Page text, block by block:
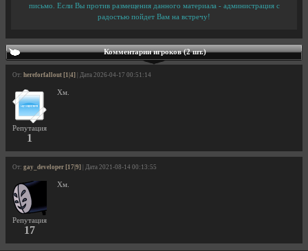
письмо. Если Вы против размещения данного материала - администрация с
радостью пойдет Вам на встречу!
Комментарии игроков (2 шт.)
От: hereforfallout [1|4] | Дата 2026-04-17 00:51:14
Репутация
1
Хм.
От: gay_developer [17|9] | Дата 2021-08-14 00:13:55
Репутация
17
Хм.